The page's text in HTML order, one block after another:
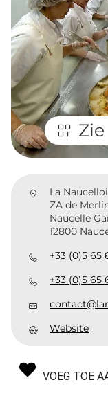
La
ZA de
Naucelle
12800
+33 (0)5 65
+33 (0)5 65
Website
VOEG TOE